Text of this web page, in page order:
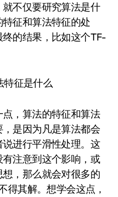
不仅要研究算法是什
征和算法特征的处
的结果，比如这个TF-
特征是什么
，算法的特征和算法
是因为凡是算法都会
进行平滑性处理。这
注意到这个影响，或
，那么就会对很多的
得其解。想学会这点，